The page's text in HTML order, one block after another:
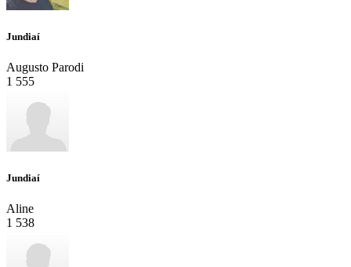
Jundiaí
Augusto Parodi
1 555
Jundiaí
Aline
1 538